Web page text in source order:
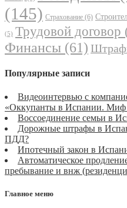
(145) Страхование (6)
(5) Трудовой договор
Финансы (61)
Популярные записи
Видеоинтервью с
«Оккупанты в Испании. Миф
Воссоединение семьи в
Дорожные штрафы в
ПДД?
Ипотечный закон в
Автоматическое
пребывание и внж
Главное меню